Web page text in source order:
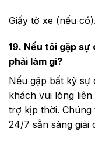
Giấy tờ xe (nếu có).
19. Nếu tôi gặp
phải làm gì?
Nếu gặp bất kỳ
khách vui lòng
trợ kịp thời.
24/7 sẵn sàng giải